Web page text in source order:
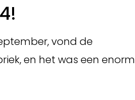
vond de
en het was een enorm